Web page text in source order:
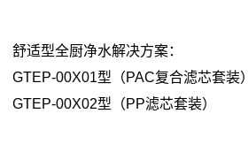
舒适型全厨净水解决方案：
GTEP-00X01型（PAC复合滤芯套装）
GTEP-00X02型（PP滤芯套装）